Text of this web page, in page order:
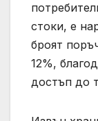
стоки, е
броят
12%,
достъп до